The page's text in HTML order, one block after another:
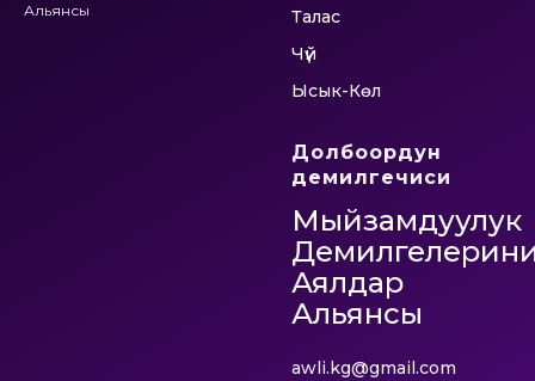
Альянсы
Талас
Чүй
Ысык-Көл
Долбоордун
демилгечиси
Мыйзамдуулук
Аялдар
Альянсы
awli.kg@gmail.com